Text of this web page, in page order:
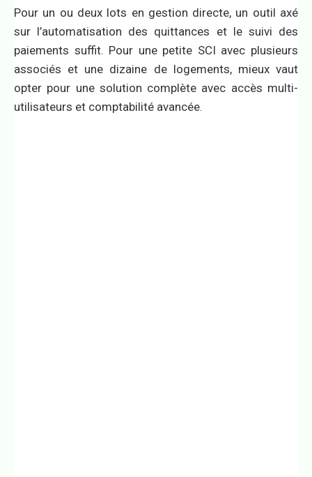
Pour un ou deux lots en gestion directe, un outil axé
sur l’automatisation des quittances et le suivi des
paiements suffit. Pour une petite SCI avec plusieurs
associés et une dizaine de logements, mieux vaut
opter pour une solution complète avec accès multi-
utilisateurs et comptabilité avancée.